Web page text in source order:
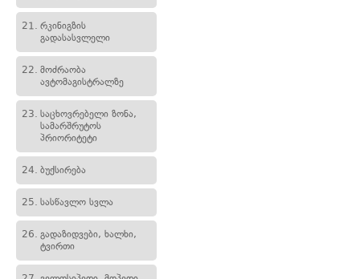
21. რკინიგზის
გადასასვლელი
22. მოძრაობა
ავტომაგისტრალზე
23. საცხოვრებელი ზონა,
სამარშრუტოს
პრიორიტეტი
24. ბუქსირება
25. სასწავლო სვლა
26. გადაზიდვები, ხალხი,
ტვირთი